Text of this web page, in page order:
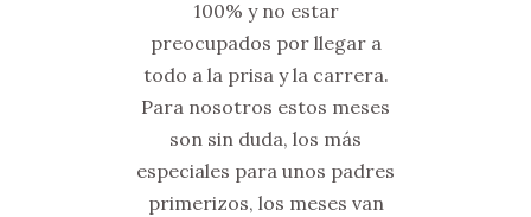
100% y no estar
preocupados por llegar a
todo a la prisa y la carrera.
Para nosotros estos meses
son sin duda, los más
especiales para unos padres
primerizos, los meses van